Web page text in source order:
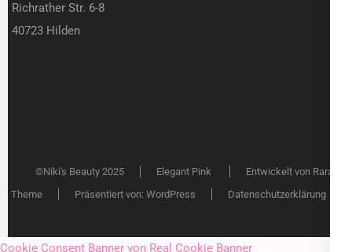
Richrather Str. 6-8
40723 Hilden
©Niki's Beauty 2025 Elegant Pink Entwickelt von Rara
Theme
Präsentiert von: WordPress Datenschutzerklärung
Cookie Consent Banner von Real Cookie Banner